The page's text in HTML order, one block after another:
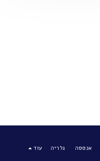
אנססה גלריה עוד